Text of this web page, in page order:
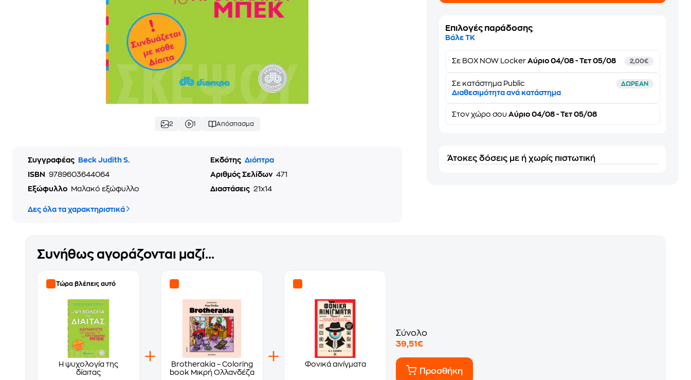
2 1 Απόσπασμα
Συγγραφέας Beck Judith S. Εκδότης Διόπτρα
ISBN
9789603644064 Αριθμός Σελίδων 471
Εξώφυλλο
Μαλακό εξώφυλλο Διαστάσεις 21x14
Δες όλα τα χαρακτηριστικά
Επιλογές παράδοσης
Βάλε ΤΚ
Σε BOX NOW Locker Αύριο 04/08 - Τετ 05/08 2,00€
Σε κατάστημα Public ΔΩΡΕΑΝ
Διαθεσιμότητα ανά κατάστημα
Στονχώρο σου Αύριο 04/08 - Τετ 05/08
Άτοκες δόσεις με ή χωρίς πιστωτική
Συνήθως αγοράζονται μαζί...
Τώρα βλέπεις αυτό
Η ψυχολογία της
δίαιτας
Brotherakia – Coloring
book Μικρή Ολλανδέζα
Φονικά αινίγματα
Σύνολο
39,51€
Προσθήκη